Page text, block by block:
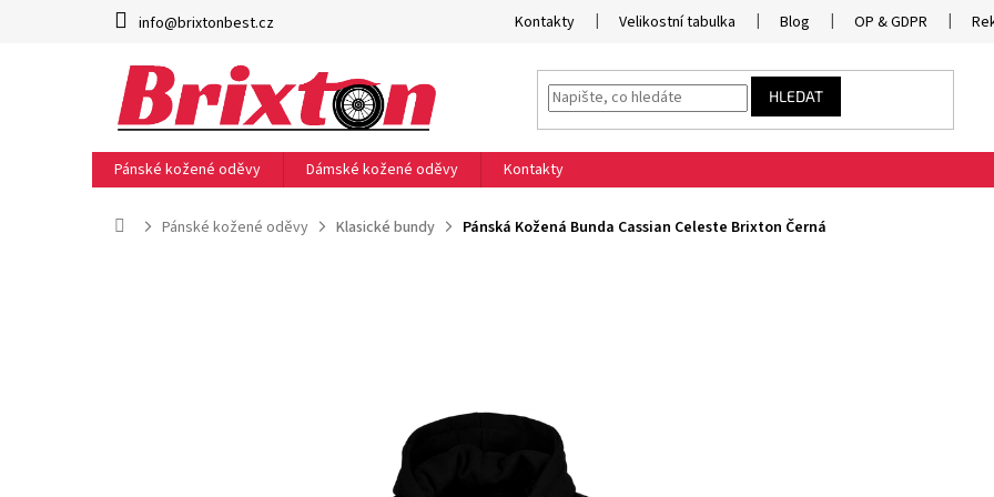
info@brixtonbest.cz Kontakty Velikostní tabulka Blog OP & GDPR
HLEDAT
Pánské kožené oděvy Dámské kožené oděvy Kontakty
DomůPánské kožené oděvy Klasické bundy Pánská Kožená Bunda Cassian Celeste Brixton Černá